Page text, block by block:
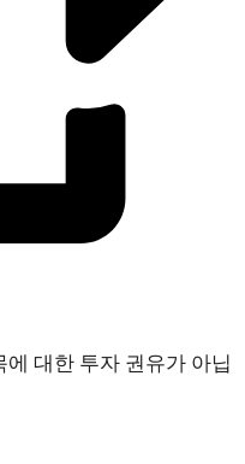
대한 투자 권유가 아닙